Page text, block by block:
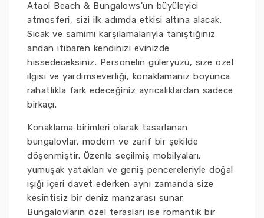
Ataol Beach & Bungalows'un büyüleyici
atmosferi, sizi ilk adımda etkisi altına alacak.
Sıcak ve samimi karşılamalarıyla tanıştığınız
andan itibaren kendinizi evinizde
hissedeceksiniz. Personelin güleryüzü, size özel
ilgisi ve yardımseverliği, konaklamanız boyunca
rahatlıkla fark edeceğiniz ayrıcalıklardan sadece
birkaçı.
Konaklama birimleri olarak tasarlanan
bungalovlar, modern ve zarif bir şekilde
döşenmiştir. Özenle seçilmiş mobilyaları,
yumuşak yatakları ve geniş pencereleriyle doğal
ışığı içeri davet ederken aynı zamanda size
kesintisiz bir deniz manzarası sunar.
Bungalovların özel terasları ise romantik bir